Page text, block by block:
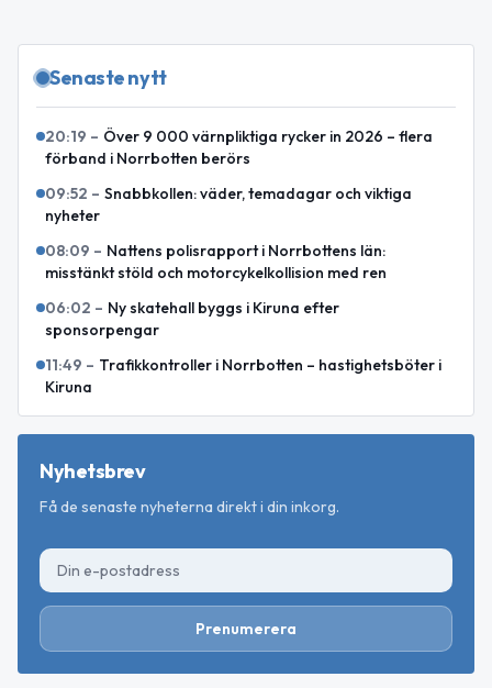
Senaste nytt
20:19 – Över 9 000 värnpliktiga rycker in 2026 – flera
förband i Norrbotten berörs
09:52 – Snabbkollen: väder, temadagar och viktiga
nyheter
08:09 – Nattens polisrapport i Norrbottens län:
misstänkt stöld och motorcykelkollision med ren
06:02 – Ny skatehall byggs i Kiruna efter
sponsorpengar
11:49 – Trafikkontroller i Norrbotten – hastighetsböter i
Kiruna
Nyhetsbrev
Få de senaste nyheterna direkt i din inkorg.
Prenumerera